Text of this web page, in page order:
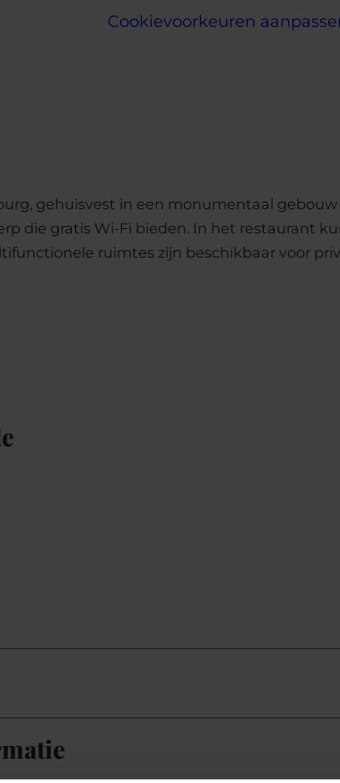
Cookievoorkeuren
gehuisvest in een monumentaal
die gratis Wi-Fi bieden. In het restaurant
ruimtes zijn beschikbaar voor